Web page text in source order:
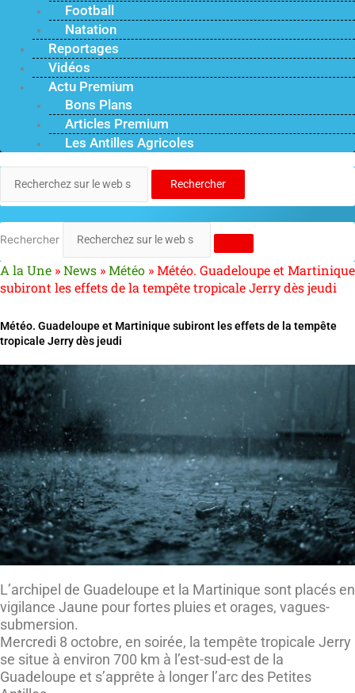
Football
Natation
Reportages
Vidéos
Actu Premium
Bons Plans
Articles Premium
Les Antilles Agricoles
Rechercher
Rechercher
A la Une »News »Météo »Météo. Guadeloupe et Martinique
subiront les effets de la tempête tropicale Jerry dès jeudi
Météo. Guadeloupe et Martinique subiront les effets de la tempête
tropicale Jerry dès jeudi
L’archipel de Guadeloupe et la Martinique sont placés en
vigilance Jaune pour fortes pluies et orages, vagues-
submersion.
Mercredi 8 octobre, en soirée, la tempête tropicale Jerry
se situe à environ 700 km à l’est-sud-est de la
Guadeloupe et s’apprête à longer l’arc des Petites